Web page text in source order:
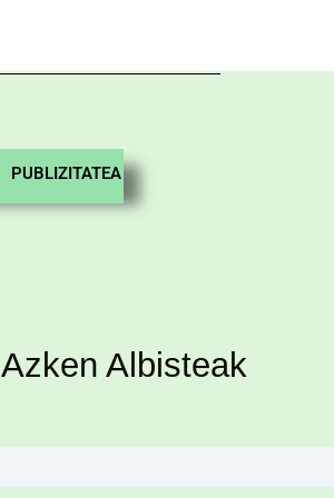
PUBLIZITATEA
Azken Albisteak